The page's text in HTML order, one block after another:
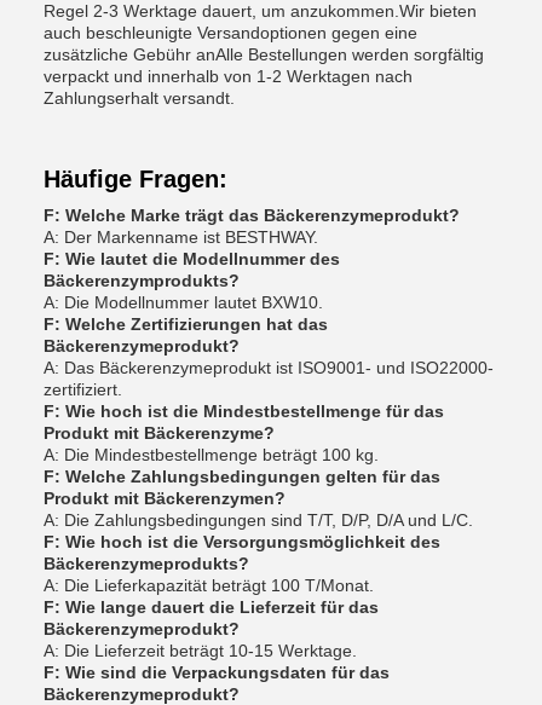
Regel 2-3 Werktage dauert, um anzukommen.Wir bieten
auch beschleunigte Versandoptionen gegen eine
zusätzliche Gebühr anAlle Bestellungen werden sorgfältig
verpackt und innerhalb von 1-2 Werktagen nach
Zahlungserhalt versandt.
Häufige Fragen:
F: Welche Marke trägt das Bäckerenzymeprodukt?
A: Der Markenname ist BESTHWAY.
F: Wie lautet die Modellnummer des
Bäckerenzymprodukts?
A: Die Modellnummer lautet BXW10.
F: Welche Zertifizierungen hat das
Bäckerenzymeprodukt?
A: Das Bäckerenzymeprodukt ist ISO9001- und ISO22000-
zertifiziert.
F: Wie hoch ist die Mindestbestellmenge für das
Produkt mit Bäckerenzyme?
A: Die Mindestbestellmenge beträgt 100 kg.
F: Welche Zahlungsbedingungen gelten für das
Produkt mit Bäckerenzymen?
A: Die Zahlungsbedingungen sind T/T, D/P, D/A und L/C.
F: Wie hoch ist die Versorgungsmöglichkeit des
Bäckerenzymeprodukts?
A: Die Lieferkapazität beträgt 100 T/Monat.
F: Wie lange dauert die Lieferzeit für das
Bäckerenzymeprodukt?
A: Die Lieferzeit beträgt 10-15 Werktage.
F: Wie sind die Verpackungsdaten für das
Bäckerenzymeprodukt?